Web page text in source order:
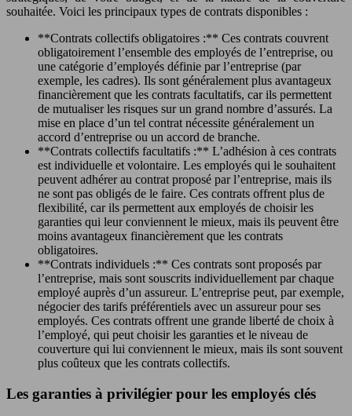
souhaitée. Voici les principaux types de contrats disponibles :
**Contrats collectifs obligatoires :** Ces contrats couvrent
obligatoirement l’ensemble des employés de l’entreprise, ou
une catégorie d’employés définie par l’entreprise (par
exemple, les cadres). Ils sont généralement plus avantageux
financièrement que les contrats facultatifs, car ils permettent
de mutualiser les risques sur un grand nombre d’assurés. La
mise en place d’un tel contrat nécessite généralement un
accord d’entreprise ou un accord de branche.
**Contrats collectifs facultatifs :** L’adhésion à ces contrats
est individuelle et volontaire. Les employés qui le souhaitent
peuvent adhérer au contrat proposé par l’entreprise, mais ils
ne sont pas obligés de le faire. Ces contrats offrent plus de
flexibilité, car ils permettent aux employés de choisir les
garanties qui leur conviennent le mieux, mais ils peuvent être
moins avantageux financièrement que les contrats
obligatoires.
**Contrats individuels :** Ces contrats sont proposés par
l’entreprise, mais sont souscrits individuellement par chaque
employé auprès d’un assureur. L’entreprise peut, par exemple,
négocier des tarifs préférentiels avec un assureur pour ses
employés. Ces contrats offrent une grande liberté de choix à
l’employé, qui peut choisir les garanties et le niveau de
couverture qui lui conviennent le mieux, mais ils sont souvent
plus coûteux que les contrats collectifs.
Les garanties à privilégier pour les employés clés